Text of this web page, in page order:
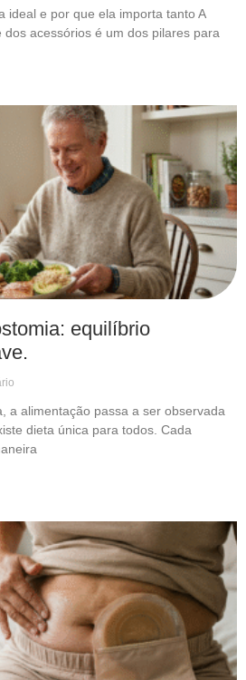
ideal e por que ela importa tanto A
acessórios é um dos pilares para
equilíbrio
a alimentação passa a ser observada
dieta única para todos. Cada